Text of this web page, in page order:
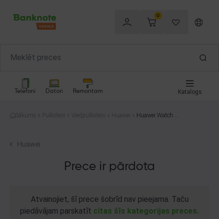
0
Telefoni Datori Remontam Katalogs
Sākums Pulksteņi Viedpulksteņi Huawei
Huawei Watch G
Huawei
Prece ir pārdota
Atvainojiet, šī prece šobrīd nav pieejama. Taču
piedāvājam parskatīt citas šīs kategorijas preces.